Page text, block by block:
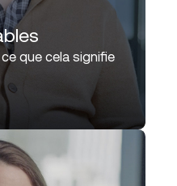
que cela signifie